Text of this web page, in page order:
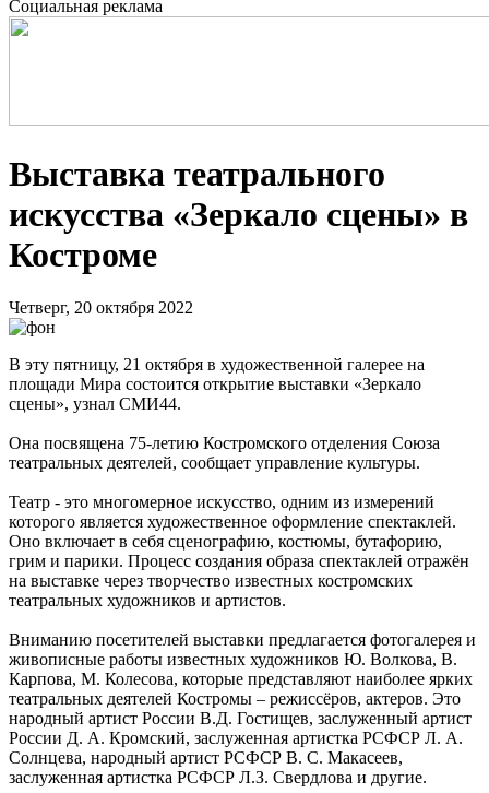
Социальная реклама
Выставка театрального
искусства «Зеркало сцены» в
Костроме
Четверг, 20 октября 2022
В эту пятницу, 21 октября в художественной галерее на
площади Мира состоится открытие выставки «Зеркало
сцены», узнал СМИ44.
Она посвящена 75-летию Костромского отделения Союза
театральных деятелей, сообщает управление культуры.
Театр - это многомерное искусство, одним из измерений
которого является художественное оформление спектаклей.
Оно включает в себя сценографию, костюмы, бутафорию,
грим и парики. Процесс создания образа спектаклей отражён
на выставке через творчество известных костромских
театральных художников и артистов.
Вниманию посетителей выставки предлагается фотогалерея и
живописные работы известных художников Ю. Волкова, В.
Карпова, М. Колесова, которые представляют наиболее ярких
театральных деятелей Костромы – режиссёров, актеров. Это
народный артист России В.Д. Гостищев, заслуженный артист
России Д. А. Кромский, заслуженная артистка РСФСР Л. А.
Солнцева, народный артист РСФСР В. С. Макасеев,
заслуженная артистка РСФСР Л.З. Свердлова и другие.